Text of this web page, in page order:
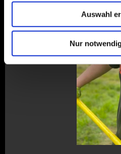
Auswahl
Nur
er für gute Laune